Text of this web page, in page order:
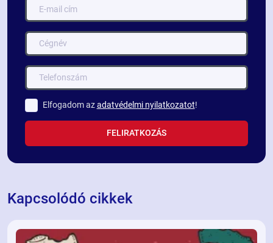
Elfogadom azadatvédelmi nyilatkozatot!
FELIRATKOZÁS
Kapcsolódó cikkek